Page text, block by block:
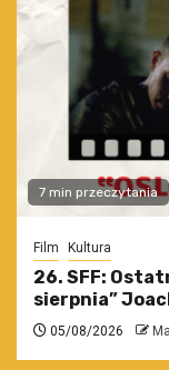
7 min przeczytania
Film Kultura
26. SFF:
sierpnia”
05/08/2026